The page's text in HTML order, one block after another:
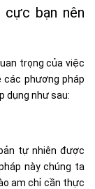
bạn nên
trọng của việc
phương pháp
dụng như sau:
tự nhiên được
này chúng ta
am chỉ cần thực